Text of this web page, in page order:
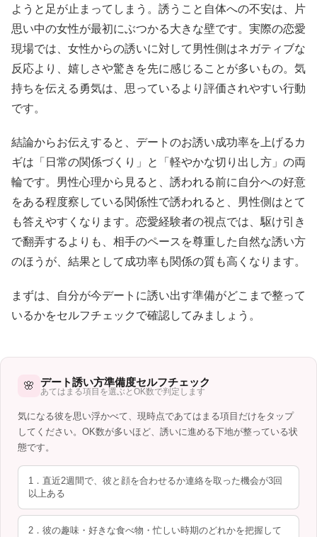
ようと足が止まってしまう。誘うこと自体への不安は、片
思い中の女性が最初にぶつかる大きな壁です。実際の恋愛
現場では、女性からの誘いに対して男性側はネガティブな
反応より、嬉しさや驚きを先に感じることが多いもの。気
持ちを伝える勇気は、思っているより評価されやすい行動
です。
結論からお伝えすると、デートのお誘い成功率を上げるカ
ギは「日常の関係づくり」と「軽やかな切り出し方」の両
輪です。男性心理から見ると、誘われる前に自分への好意
をある程度察している関係性で誘われると、男性側はとて
も答えやすくなります。恋愛経験者の視点では、駆け引き
で翻弄するよりも、相手のペースを尊重した自然な誘い方
のほうが、結果として成功率も関係の質も高くなります。
まずは、自分が今デートに誘い出す準備がどこまで整って
いるかをセルフチェックで確認してみましょう。
🌸 デート誘い方準備度セルフチェック
あてはまる項目を選ぶとOK数で判定します
気になる彼を思い浮かべて、現時点であてはまる項目だけをタップ
してください。OK数が多いほど、誘いに進める下地が整っている状
態です。
1．直近2週間で、彼と顔を合わせるか連絡を取った機会が3回
以上ある
2．彼の趣味・好きな食べ物・忙しい時期のどれかを把握して